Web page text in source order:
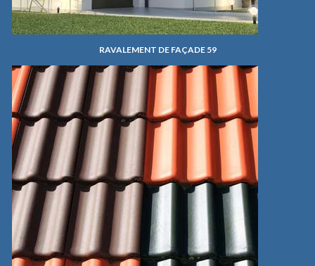
RAVALEMENT DE FAÇADE 59